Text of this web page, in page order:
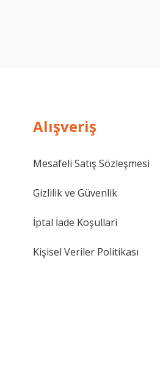
Alışveriş
Mesafeli Satış Sözleşmesi
Gizlilik ve Güvenlik
İptal İade Koşullari
Kişisel Veriler Politikası